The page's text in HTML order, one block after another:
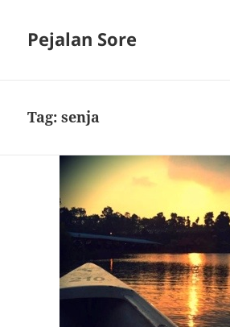
Pejalan Sore
Tag:senja